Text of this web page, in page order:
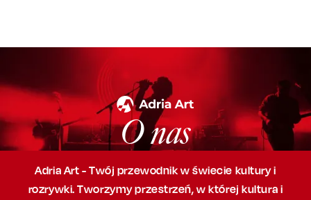
O nas
Adria Art - Twój przewodnik w świecie kultury i
rozrywki. Tworzymy przestrzeń,w której kultura i